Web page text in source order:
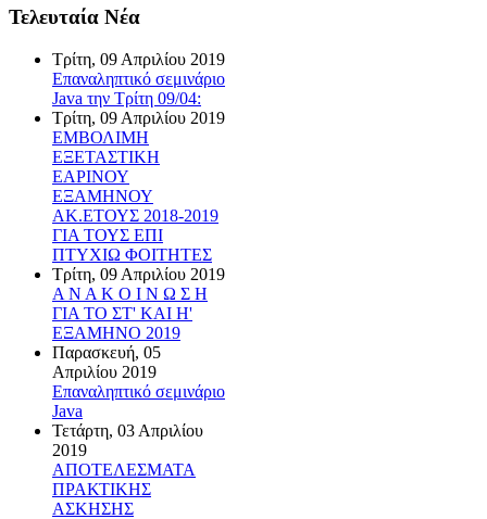
Τελευταία Νέα
Τρίτη, 09 Απριλίου 2019
Επαναληπτικό σεμινάριο
Java την Τρίτη 09/04:
Τρίτη, 09 Απριλίου 2019
ΕΜΒΟΛΙΜΗ
ΕΞΕΤΑΣΤΙΚΗ
ΕΑΡΙΝΟΥ
ΕΞΑΜΗΝΟΥ
ΑΚ.ΕΤΟΥΣ 2018-2019
ΓΙΑ ΤΟΥΣ ΕΠΙ
ΠΤΥΧΙΩ ΦΟΙΤΗΤΕΣ
Τρίτη, 09 Απριλίου 2019
Α Ν Α Κ Ο Ι Ν Ω Σ Η
ΓΙΑ ΤΟ ΣΤ' ΚΑΙ Η'
ΕΞΑΜΗΝΟ 2019
Παρασκευή, 05
Απριλίου 2019
Επαναληπτικό σεμινάριο
Java
Τετάρτη, 03 Απριλίου
2019
ΑΠΟΤΕΛΕΣΜΑΤΑ
ΠΡΑΚΤΙΚΗΣ
ΑΣΚΗΣΗΣ